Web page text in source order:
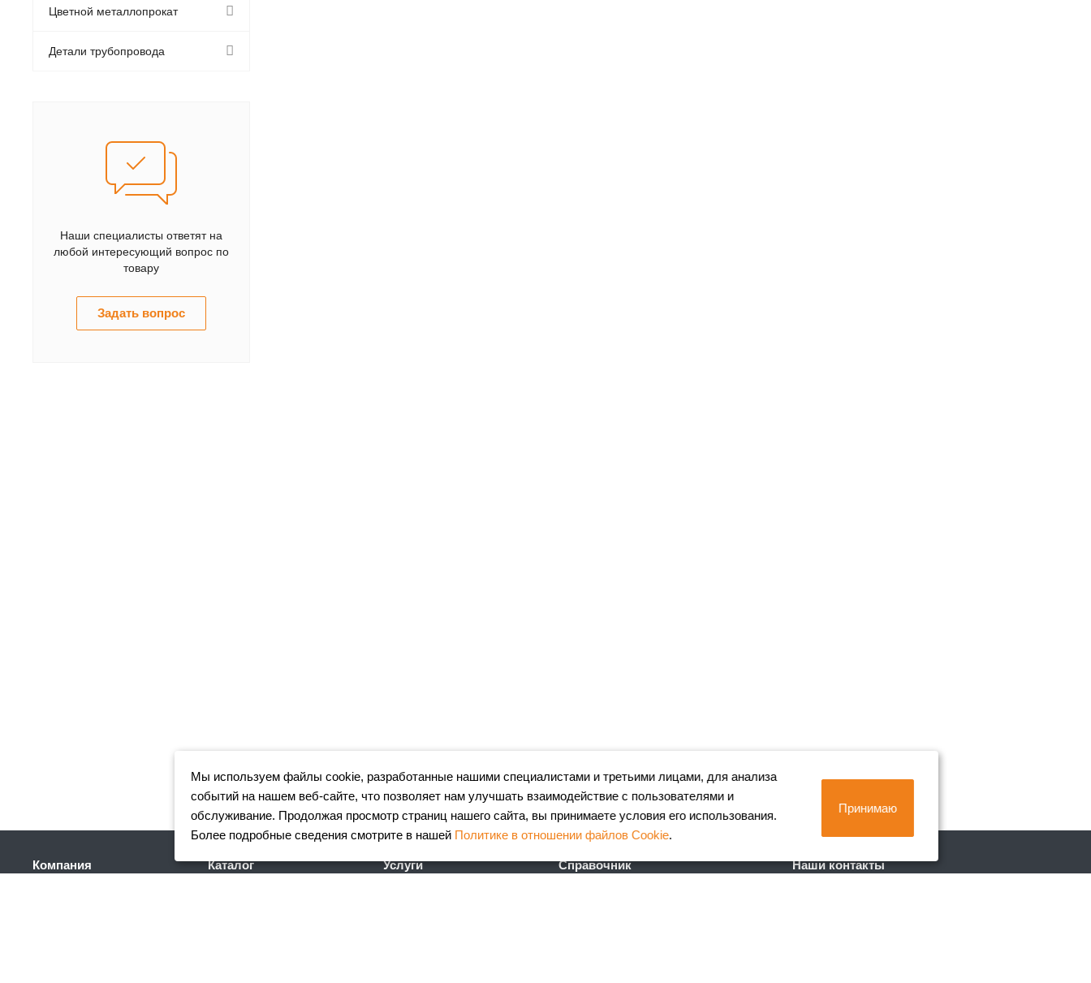
Цветной металлопрокат
Детали трубопровода
Наши специалисты ответят на
любой интересующий вопрос по
товару
Задать вопрос
Компания Каталог Услуги Справочник Наши контакты
Мы используем файлы cookie, разработанные нашими специалистами и третьими лицами, для анализа
событий на нашем веб-сайте, что позволяет нам улучшать взаимодействие с пользователями и
обслуживание. Продолжая просмотр страниц нашего сайта, вы принимаете условия его использования.
Более подробные сведения смотрите в нашей Политике в отношении файлов Cookie.
Принимаю